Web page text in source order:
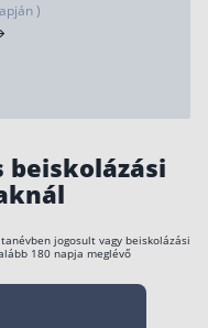
(KGFB)
– Hogyan válassz?
az 50 leggyakoribb
Otthonbiztosítás
)
jogosult vagy beiskolázási
180 napja meglévő